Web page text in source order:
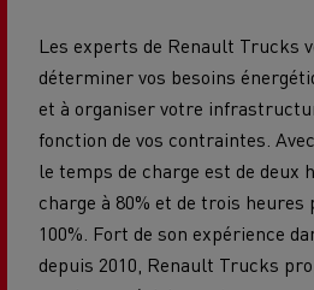
Les experts de Renault Trucks
déterminer vos besoins
et à organiser votre
fonction de vos contraintes.
le temps de charge est de deux
charge à 80% et de trois heures
100%. Fort de son expérience
depuis 2010, Renault Trucks